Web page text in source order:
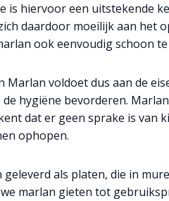
is hiervoor een uitstekende
daardoor moeilijk aan het
ook eenvoudig schoon
Marlan voldoet dus aan de
hygiëne bevorderen.
dat er geen sprake is van
ophopen.
als platen, die in
marlan gieten tot